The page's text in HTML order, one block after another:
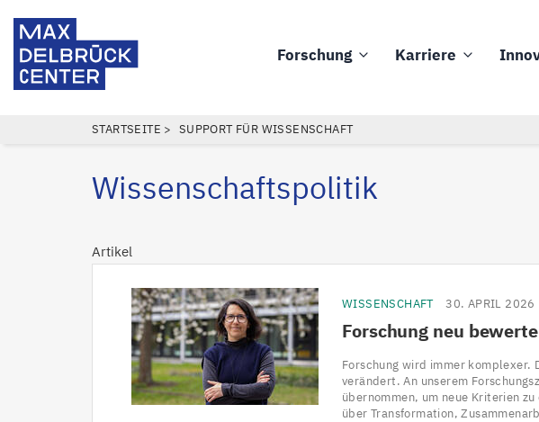
zum
Inhalt
Forschung Karriere
PFADNAVIGATION
STARTSEITE SUPPORT FÜR WISSENSCHAFT
Wissenschaftspolitik
Artikel
WISSENSCHAFT 30. APRIL 2026
Forschung neu
Forschung wird immer komplexer.
verändert. An unserem
übernommen, um neue Kriterien
über Transformation,